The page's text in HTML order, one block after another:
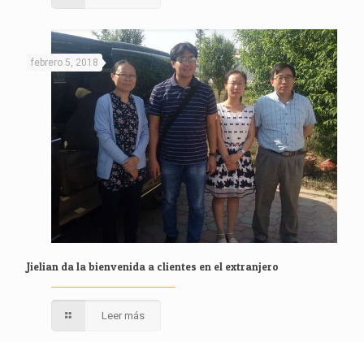
febrero 5, 2018
Jielian da la bienvenida a clientes en el extranjero
Leer más